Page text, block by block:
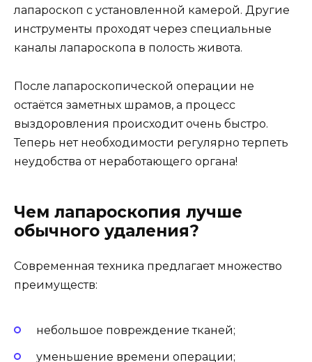
лапароскоп с установленной камерой. Другие
инструменты проходят через специальные
каналы лапароскопа в полость живота.
После лапароскопической операции не
остаётся заметных шрамов, а процесс
выздоровления происходит очень быстро.
Теперь нет необходимости регулярно терпеть
неудобства от неработающего органа!
Чем лапароскопия лучше
обычного удаления?
Современная техника предлагает множество
преимуществ:
небольшое повреждение тканей;
уменьшение времени операции;